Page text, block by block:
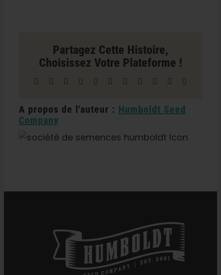
Store
in
Torrance
Partagez Cette Histoire,
Choisissez Votre Plateforme !
Facebook Reddit LinkedInWhatsAppTélégramme
TumblrPinterest Xing
A propos de l'auteur : Humboldt Seed
Company